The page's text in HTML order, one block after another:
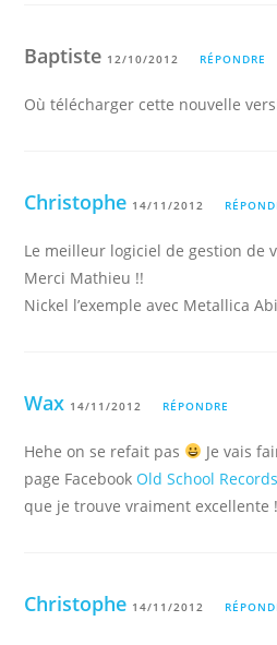
Baptiste 12/10/2012 RÉPONDRE
Où télécharger cette nouvelle
Christophe 14/11/2012
Le meilleur logiciel de gestion de
Merci Mathieu !!
Nickel l’exemple avec Metallica
Wax 14/11/2012 RÉPONDRE
Hehe on se refait pas
Je vais
page FacebookOld School Records
que je trouve vraiment excellente
Christophe 14/11/2012